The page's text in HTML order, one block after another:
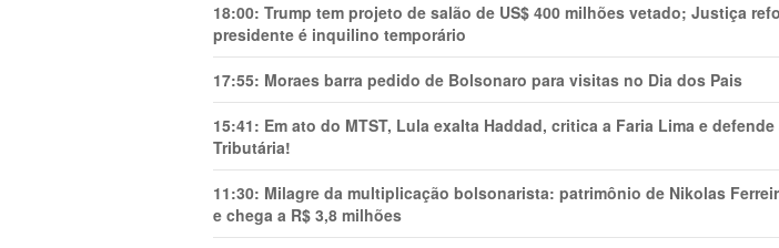
18:00: Trump tem projeto de salão de US$ 400 milhões vetado; Justiça
presidente é inquilino temporário
17:55: Moraes barra pedido de Bolsonaro para visitas no Dia dos Pais
15:41: Em ato do MTST, Lula exalta Haddad, critica a Faria Lima e defende
Tributária!
11:30: Milagre da multiplicação bolsonarista: patrimônio de Nikolas
e chega a R$ 3,8 milhões